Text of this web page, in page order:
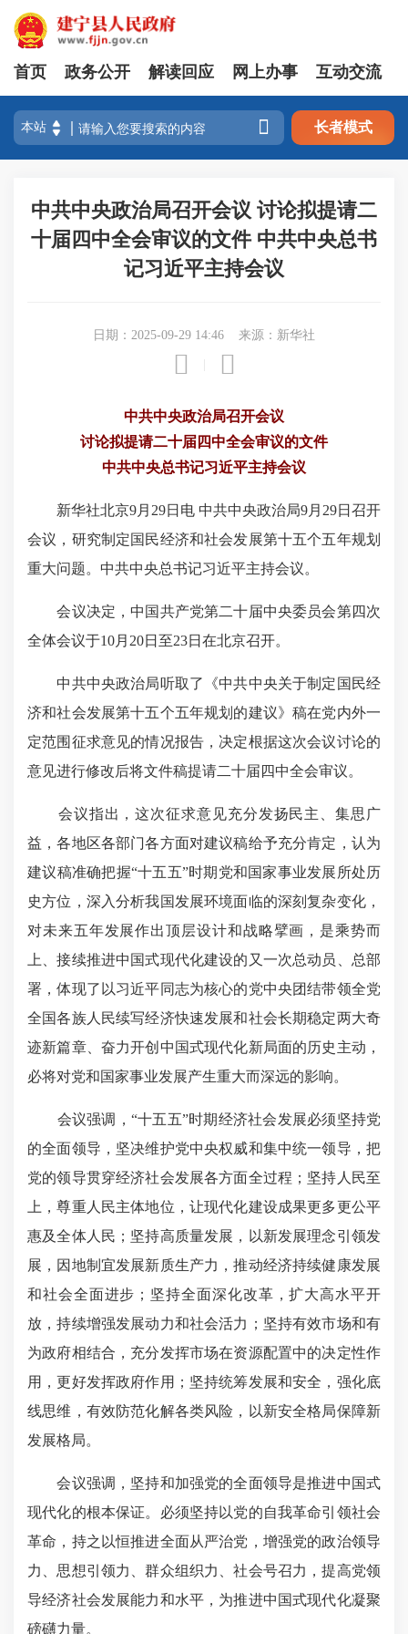
首页 政务公开 解读回应 网上办事 互动交流
 长者模式
中共中央政治局召开会议 讨论拟提请二
十届四中全会审议的文件 中共中央总书
记习近平主持会议
日期：2025-09-29 14:46 来源：新华社
 
中共中央政治局召开会议
讨论拟提请二十届四中全会审议的文件
中共中央总书记习近平主持会议
新华社北京9月29日电 中共中央政治局9月29日召开
会议，研究制定国民经济和社会发展第十五个五年规划
重大问题。中共中央总书记习近平主持会议。
会议决定，中国共产党第二十届中央委员会第四次
全体会议于10月20日至23日在北京召开。
中共中央政治局听取了《中共中央关于制定国民经
济和社会发展第十五个五年规划的建议》稿在党内外一
定范围征求意见的情况报告，决定根据这次会议讨论的
意见进行修改后将文件稿提请二十届四中全会审议。
会议指出，这次征求意见充分发扬民主、集思广
益，各地区各部门各方面对建议稿给予充分肯定，认为
建议稿准确把握“十五五”时期党和国家事业发展所处历
史方位，深入分析我国发展环境面临的深刻复杂变化，
对未来五年发展作出顶层设计和战略擘画，是乘势而
上、接续推进中国式现代化建设的又一次总动员、总部
署，体现了以习近平同志为核心的党中央团结带领全党
全国各族人民续写经济快速发展和社会长期稳定两大奇
迹新篇章、奋力开创中国式现代化新局面的历史主动，
必将对党和国家事业发展产生重大而深远的影响。
会议强调，“十五五”时期经济社会发展必须坚持党
的全面领导，坚决维护党中央权威和集中统一领导，把
党的领导贯穿经济社会发展各方面全过程；坚持人民至
上，尊重人民主体地位，让现代化建设成果更多更公平
惠及全体人民；坚持高质量发展，以新发展理念引领发
展，因地制宜发展新质生产力，推动经济持续健康发展
和社会全面进步；坚持全面深化改革，扩大高水平开
放，持续增强发展动力和社会活力；坚持有效市场和有
为政府相结合，充分发挥市场在资源配置中的决定性作
用，更好发挥政府作用；坚持统筹发展和安全，强化底
线思维，有效防范化解各类风险，以新安全格局保障新
发展格局。
会议强调，坚持和加强党的全面领导是推进中国式
现代化的根本保证。必须坚持以党的自我革命引领社会
革命，持之以恒推进全面从严治党，增强党的政治领导
力、思想引领力、群众组织力、社会号召力，提高党领
导经济社会发展能力和水平，为推进中国式现代化凝聚
磅礴力量。